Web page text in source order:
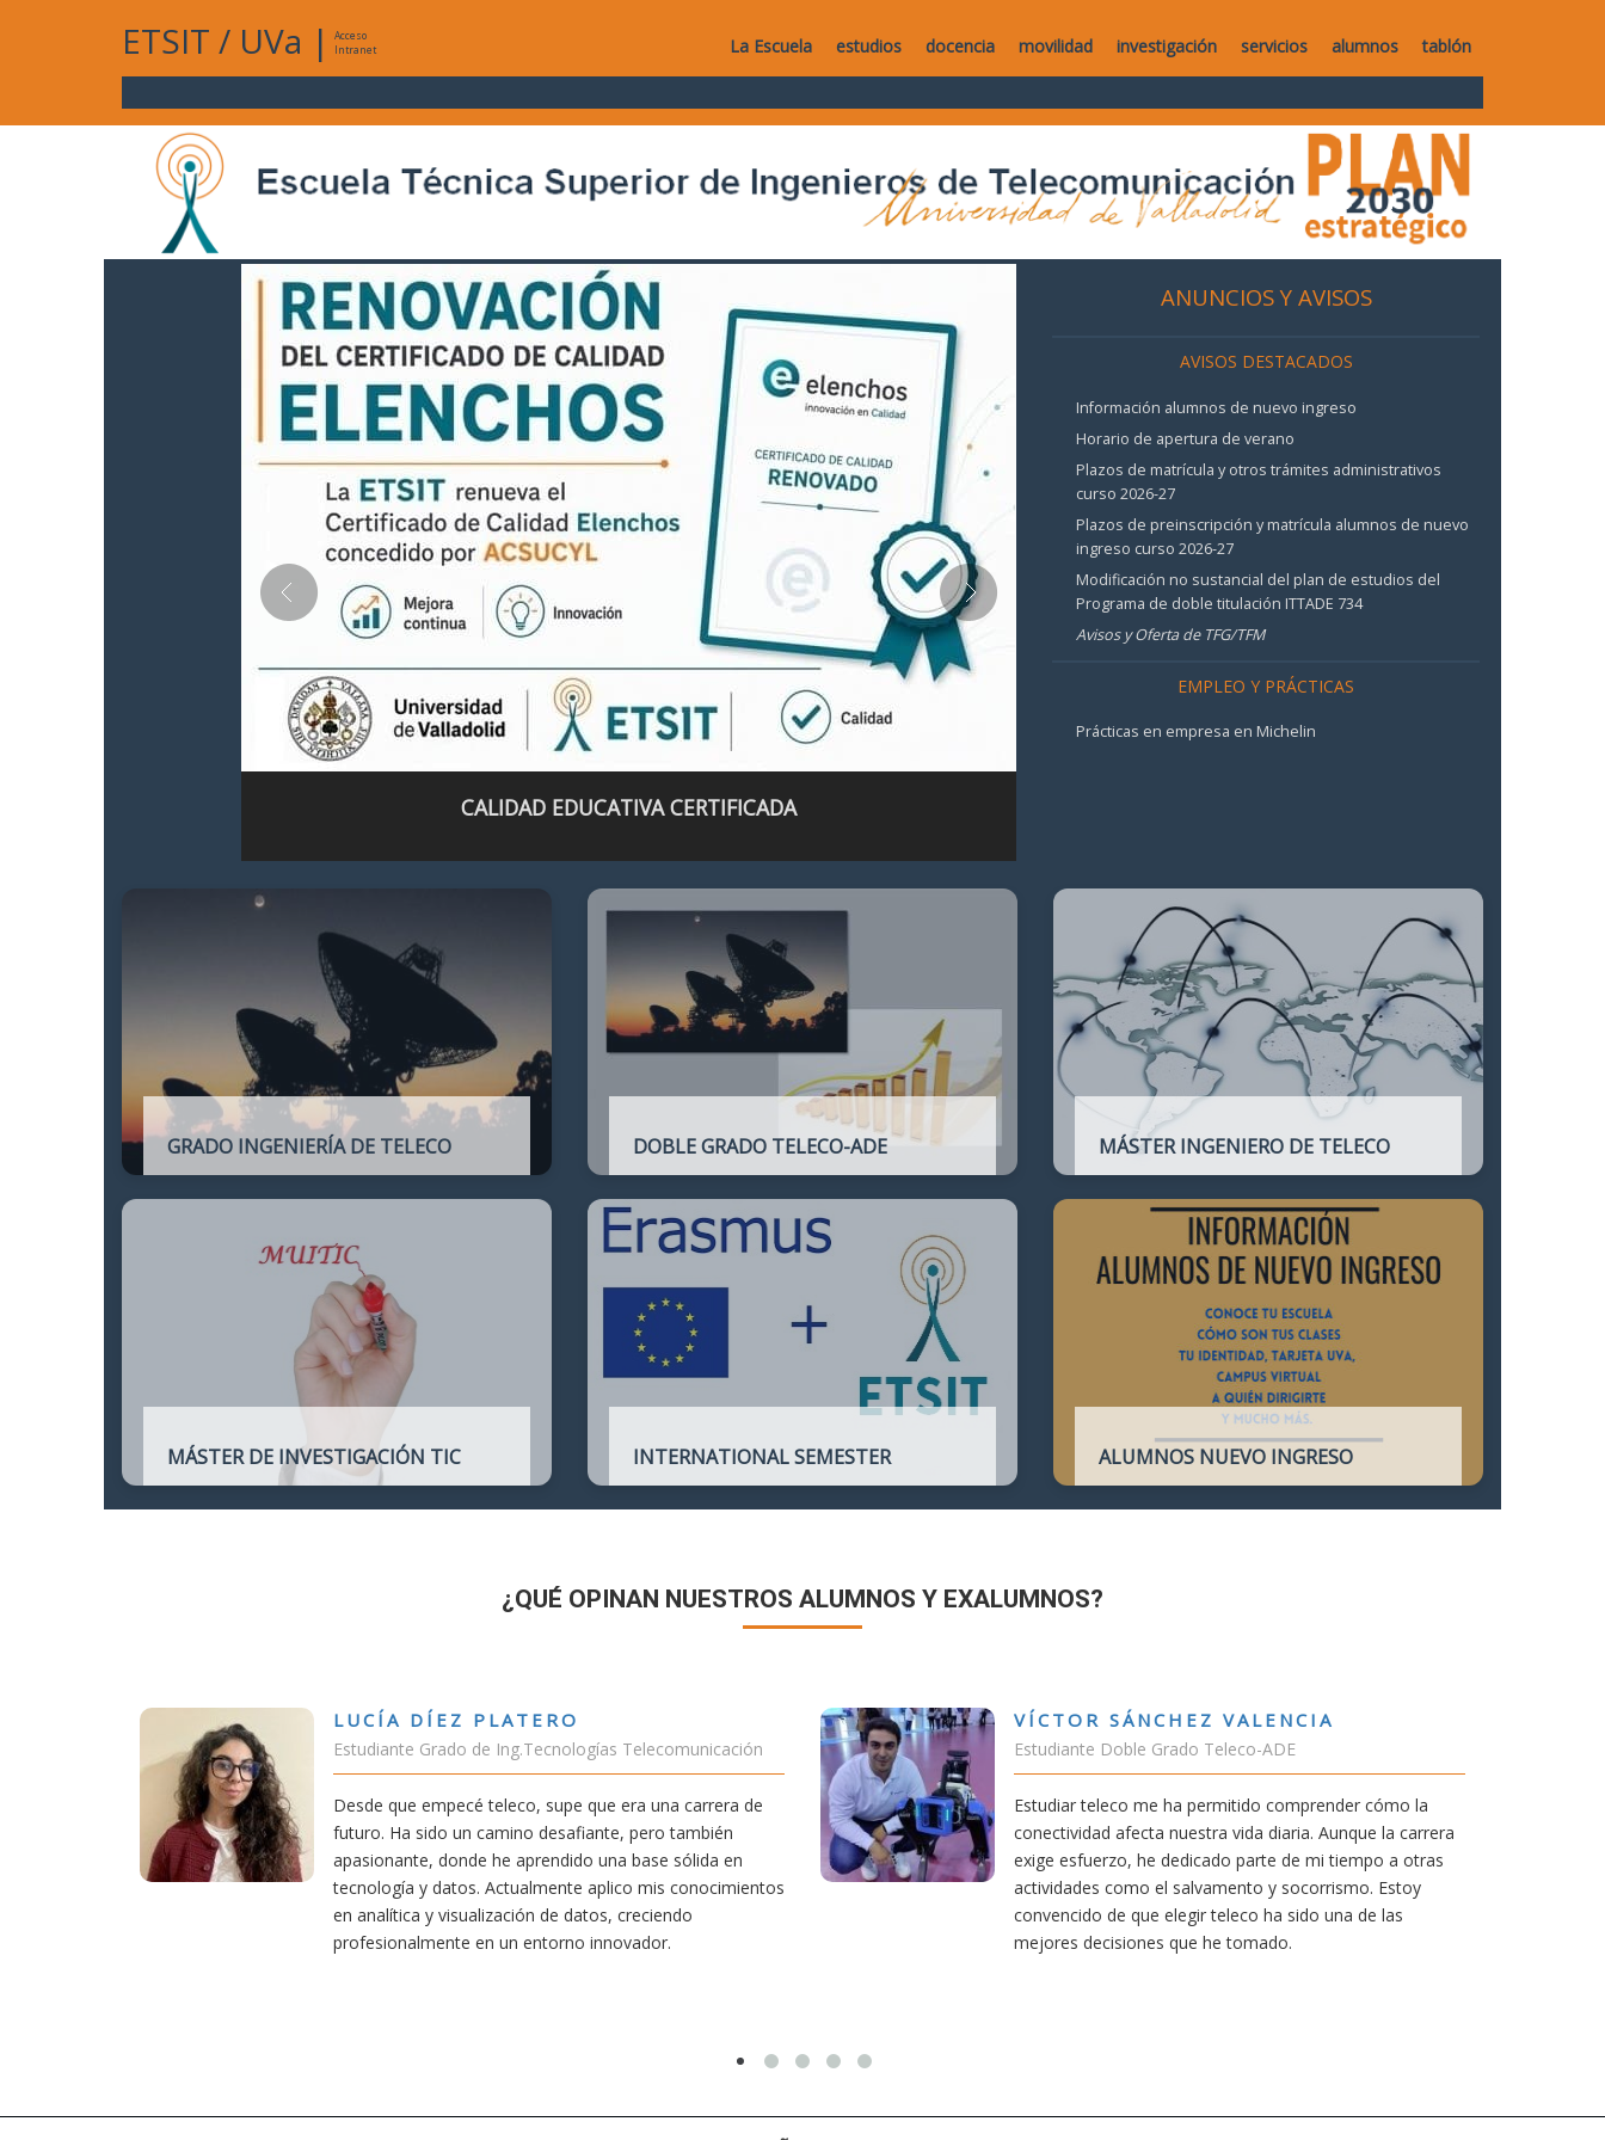
ETSIT / UVa |
Acceso
Intranet
La Escuela estudios docencia movilidad investigación servicios alumnos tablón
CALIDAD EDUCATIVA CERTIFICADA
ANUNCIOS Y AVISOS
AVISOS DESTACADOS
Información alumnos de nuevo ingreso
Horario de apertura de verano
Plazos de matrícula y otros trámites administrativos
curso 2026-27
Plazos de preinscripción y matrícula alumnos de nuevo
ingreso curso 2026-27
Modificación no sustancial del plan de estudios del
Programa de doble titulación ITTADE 734
Avisos y Oferta de TFG/TFM
EMPLEO Y PRÁCTICAS
Prácticas en empresa en Michelin
GRADO INGENIERÍA DE TELECO DOBLE GRADO TELECO-ADE
Ingeniería de Telecomunicación con la de
Administración y Dirección de Empresas
MÁSTER INGENIERO DE TELECO
profesionales del Ingeniero de
Telecomunicación y que habilita para el
ejercicio de la profesión.
MÁSTER DE INVESTIGACIÓN TIC INTERNATIONAL SEMESTER ALUMNOS NUEVO INGRESO
¿QUÉ OPINAN NUESTROS ALUMNOS Y EXALUMNOS?
DÍEZ PLATERO
Grado de Ing.Tecnologías Telecomunicación
empecé teleco, supe que era una carrera de
sido un camino desafiante, pero también
donde he aprendido una base sólida en
y datos. Actualmente aplico mis conocimientos
VÍCTOR SÁNCHEZ VALENCIA
Estudiante Doble Grado Teleco-ADE
Estudiar teleco me ha permitido comprender cómo la
conectividad afecta nuestra vida diaria. Aunque la carrera
exige esfuerzo, he dedicado parte de mi tiempo a otras
actividades como el salvamento y socorrismo. Estoy
convencido de que elegir teleco ha sido una de las
mejores decisiones que he tomado.
RUBÉN URRACA TORICES
En cualquier carrera necesitas una
mía siempre ha sido poder trabajar en
carrera de teleco me dará la
Aunque al principio parezca duro, uno
mereció la pena por las múltiples